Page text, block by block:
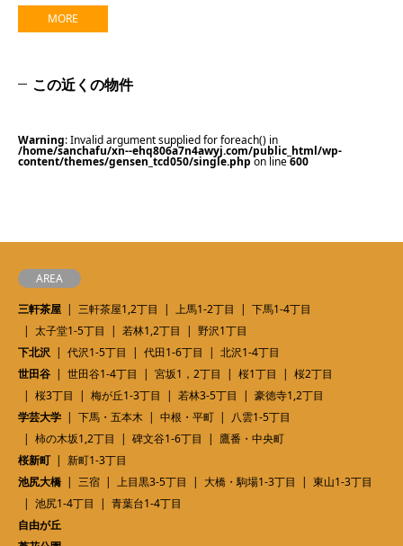
MORE
この近くの物件
Warning: Invalid argument supplied for foreach() in
/home/sanchafu/xn--ehq806a7n4awyj.com/public_html/wp-
content/themes/gensen_tcd050/single.php on line600
AREA
三軒茶屋
三軒茶屋1,2丁目 上馬1-2丁目
下馬1-4丁目
太子堂1-5丁目
若林1,2丁目
野沢1丁目
下北沢
代沢1-5丁目 代田1-6丁目
北沢1-4丁目
世田谷
世田谷1-4丁目 宮坂1，2丁目 桜1丁目
桜2丁目
桜3丁目
梅が丘1-3丁目 若林3-5丁目
豪徳寺1,2丁目
学芸大学
下馬・五本木 中根・平町
八雲1-5丁目
柿の木坂1,2丁目
碑文谷1-6丁目
鷹番・中央町
桜新町
新町1-3丁目
池尻大橋
三宿 上目黒3-5丁目 大橋・駒場1-3丁目
東山1-3丁目
池尻1-4丁目
青葉台1-4丁目
自由が丘